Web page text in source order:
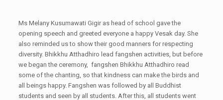
Ms Melany Kusumawati Gigir as head of school gave the
opening speech and greeted everyone a happy Vesak day. She
also reminded us to show their good manners for respecting
diversity. Bhikkhu Atthadhiro lead fangshen activities, but before
we began the ceremony, fangshen Bhikkhu Atthadhiro read
some of the chanting, so that kindness can make the birds and
all beings happy. Fangshen was followed by all Buddhist
students and seen by all students. After this, all students went